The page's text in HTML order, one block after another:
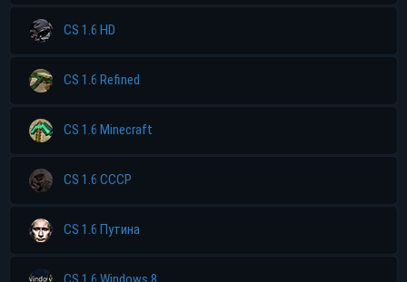
CS 1.6 HD
CS 1.6 Refined
CS 1.6 Minecraft
CS 1.6 CCCP
CS 1.6 Путина